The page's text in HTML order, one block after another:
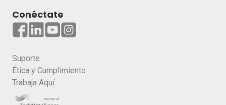
Conéctate
Suporte
Ética y Cumplimiento
Trabaja Aquí